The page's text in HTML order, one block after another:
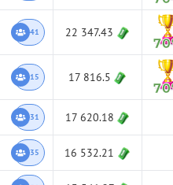
41 22 347.43
15 17 816.5
31 17 620.18
35 16 532.21